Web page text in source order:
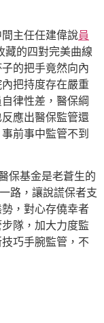
主任任建偉說員
藏的四對完美曲線
的把手竟然向內
把持度存在嚴重
律性差，醫保綱
應出醫保監管還
前事中監管不到
保基金是老蒼生的
路，讓說謊保者支
，對心存僥幸者
隊，加大力度監
巧手腕監管，不